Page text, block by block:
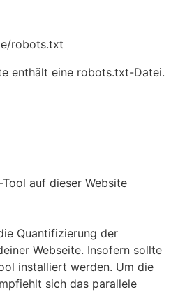
robots.txt
enthält eine robots.txt-Datei.
auf dieser Website
Quantifizierung der
Webseite. Insofern sollte
installiert werden. Um die
sich das parallele